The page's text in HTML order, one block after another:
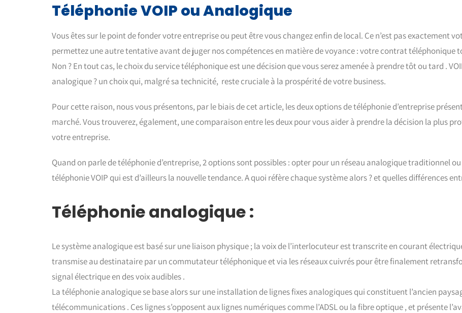
Téléphonie VOIP ou Analogique
Vous êtes sur le point de fonder votre entreprise ou peut être vous changez enfin de local. Ce n’est pas exactement
permettez une autre tentative avant de juger nos compétences en matière de voyance : votre contrat téléphonique
Non ? En tout cas, le choix du service téléphonique est une décision que vous serez amenée à prendre tôt ou tard .
analogique ? un choix qui, malgré sa technicité, reste cruciale à la prospérité de votre business.
Pour cette raison, nous vous présentons, par le biais de cet article, les deux options de téléphonie d’entreprise
marché. Vous trouverez, également, une comparaison entre les deux pour vous aider à prendre la décision la plus
votre entreprise.
Quand on parle de téléphonie d’entreprise, 2 options sont possibles : opter pour un réseau analogique traditionnel
téléphonie VOIP qui est d’ailleurs la nouvelle tendance. A quoi réfère chaque système alors ? et quelles différences
Téléphonie analogique :
Le système analogique est basé sur une liaison physique ; la voix de l’interlocuteur est transcrite en courant
transmise au destinataire par un commutateur téléphonique et via les réseaux cuivrés pour être finalement
signal électrique en des voix audibles .
La téléphonie analogique se base alors sur une installation de lignes fixes analogiques qui constituent l’ancien
télécommunications . Ces lignes s’opposent aux lignes numériques comme l’ADSL ou la fibre optique , et présente